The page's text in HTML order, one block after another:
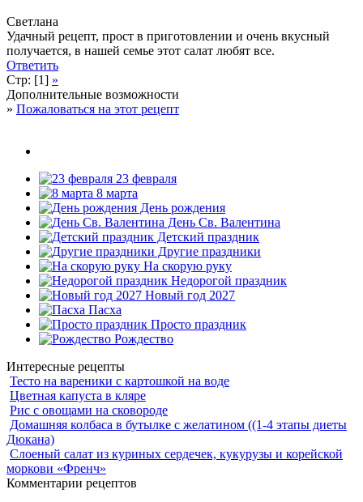
Светлана
Удачный рецепт, прост в приготовлении и очень вкусный
получается, в нашей семье этот салат любят все.
Ответить
Стр: [1] »
Дополнительные возможности
» Пожаловаться на этот рецепт
23 февраля
8 марта
День рождения
День Св. Валентина
Детский праздник
Другие праздники
На скорую руку
Недорогой праздник
Новый год 2027
Пасха
Просто праздник
Рождество
Интересные рецепты
Тесто на вареники с картошкой на воде
Цветная капуста в кляре
Рис с овощами на сковороде
Домашняя колбаса в бутылке с желатином ((1-4 этапы диеты
Дюкана)
Слоеный салат из куриных сердечек, кукурузы и корейской
моркови «Френч»
Комментарии рецептов